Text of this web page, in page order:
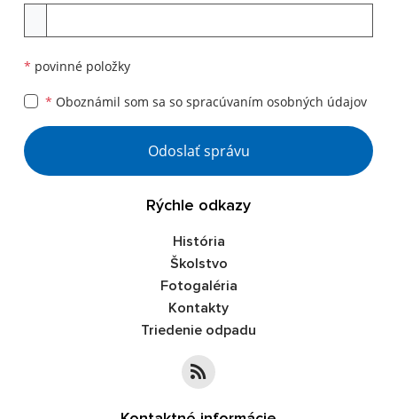
* povinné položky
* Oboznámil som sa so spracúvaním osobných údajov
Google reCaptcha Response
Odoslať správu
Rýchle odkazy
História
Školstvo
Fotogaléria
Kontakty
Triedenie odpadu